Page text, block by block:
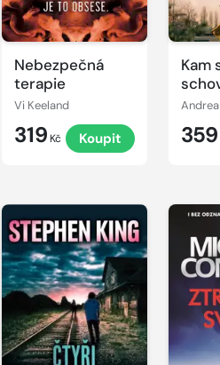
Nebezpečná
terapie
Vi Keeland
319 Kč Koupit
Kam
359